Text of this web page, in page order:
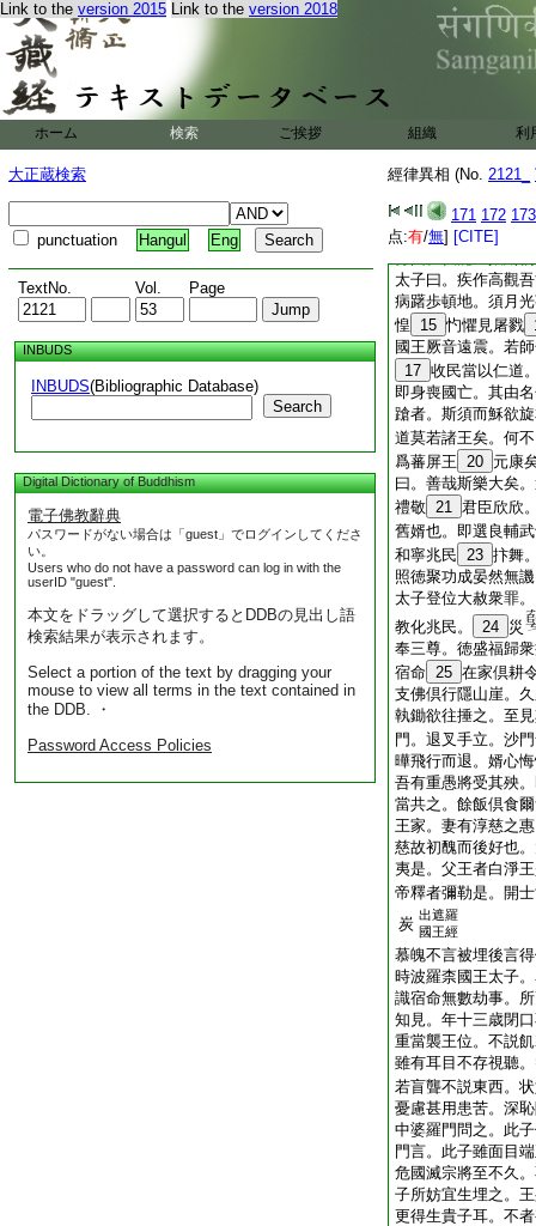
Link to the version 2015 Link to the version 2018
ホーム 検索 ご挨拶 組織 利
大正蔵検索
punctuation Hangul Eng
TextNo. Vol. Page
INBUDS
INBUDS(Bibliographic Database)
Search
Digital Dictionary of Buddhism
電子佛教辭典
パスワードがない場合は「guest」でログインしてくださ
い。
Users who do not have a password can log in with the
userID "guest".
本文をドラッグして選択するとDDBの見出し語
検索結果が表示されます。
Select a portion of the text by dragging your
mouse to view all terms in the text contained in
the DDB. ・
Password Access Policies
經律異相 (No. 2121_
171 172 173
点:有/無] [CITE]
至于茲。吾將權而
父王手書。以月光
倶云。娉娶王女名
書。厥怨齊聲云。
宿行所招。謂月光
凶好醜厥由宿命
10
智還
尸以謝七王耳。月
13 斯。募求智士
太子曰。疾作高觀
病躇歩頓地。須月
惶
15 㣿懼見屠戮
國王厥音遠震。若
17 收民當以仁道
即身喪國亡。其由
蹌者。斯須而穌欲
道莫若諸王矣。何
爲蕃屏王 20 元康
曰。善哉斯樂大矣
禮敬 21 君臣欣欣
舊婿也。即選良輔
和寧兆民 23 抃舞
照徳聚功成晏然無
太子登位大赦衆罪
教化兆民。
24 災
奉三尊。徳盛福歸
宿命 25 在家倶耕
支佛倶行隱山崖。
執鋤欲往捶之。至
門。退叉手立。沙
曄飛行而退。婿心
吾有重愚將受其殃
當共之。餘飯倶食
王家。妻有淳慈之
慈故初醜而後好也
夷是。父王者白淨
帝釋者彌勒是。開
炭 出遮羅
國王經
慕魄不言被埋後言
時波羅柰國王太子
識宿命無數劫事。
知見。年十三歳閉
重當襲王位。不説
雖有耳目不存視聽
若盲聾不説東西。
憂慮甚用患苦。深
中婆羅門問之。此
門言。此子雖面目
危國滅宗將至不久
子所妨宜生埋之。
更得生貴子耳。不